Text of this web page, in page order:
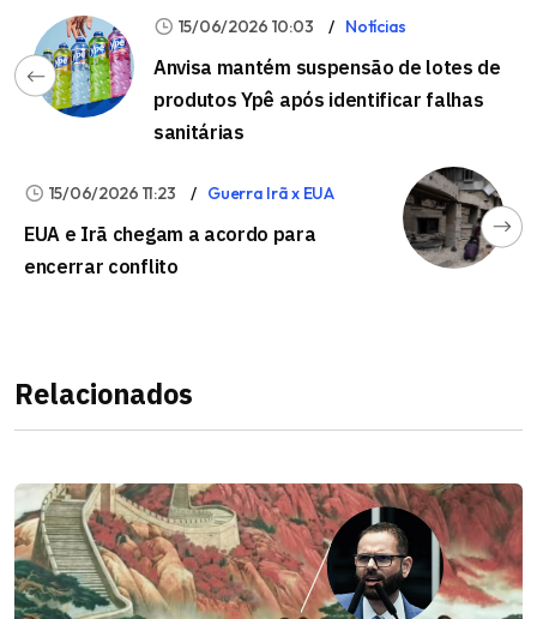
15/06/2026 10:03 Notícias
Anvisa mantém suspensão de lotes de
produtos Ypê após identificar falhas
sanitárias
15/06/2026 11:23 Guerra Irã x EUA
EUA e Irã chegam a acordo para
encerrar conflito
Relacionados